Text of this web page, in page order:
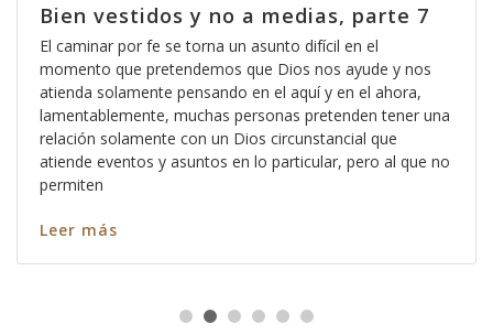
Bien vestidos y no a medias, parte 7
El caminar por fe se torna un asunto difícil en el
momento que pretendemos que Dios nos ayude y nos
atienda solamente pensando en el aquí y en el ahora,
lamentablemente, muchas personas pretenden tener una
relación solamente con un Dios circunstancial que
atiende eventos y asuntos en lo particular, pero al que no
permiten
Leer más